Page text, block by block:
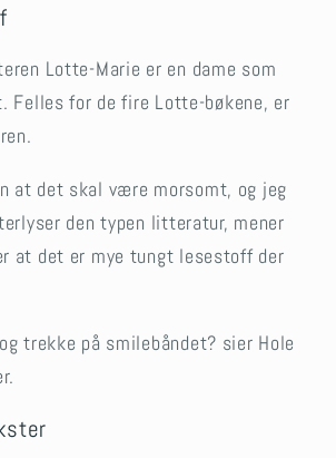
Lotte-Marie er en dame som
Felles for de fire Lotte-bøkene, er
at det skal være morsomt, og jeg
den typen litteratur, mener
at det er mye tungt lesestoff der
trekke på smilebåndet? sier Hole